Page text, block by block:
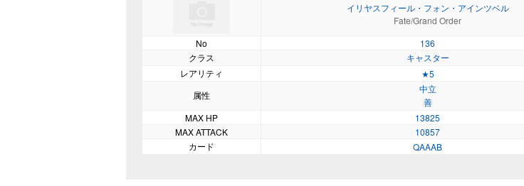
イリヤスフィール・フォン・アインツベル
Fate/Grand Order
No
136
クラス
キャスター
レアリティ
★5
属性
中立
善
MAX HP
13825
MAX ATTACK
10857
カード
QAAAB